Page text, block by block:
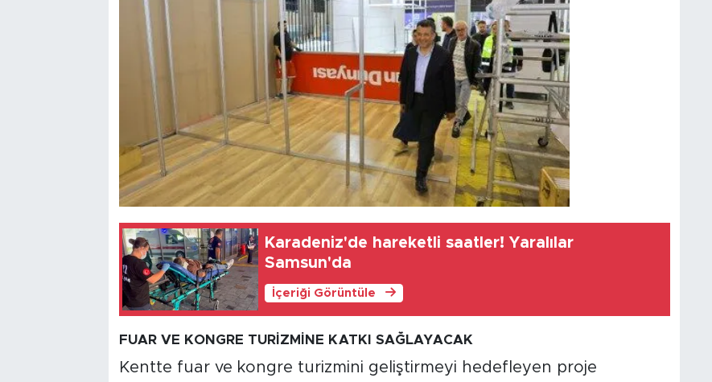
Karadeniz'de hareketli saatler! Yaralılar
Samsun'da
İçeriği Görüntüle
FUAR VE KONGRE TURİZMİNE KATKI SAĞLAYACAK
Kentte fuar ve kongre turizmini geliştirmeyi hedefleyen proje